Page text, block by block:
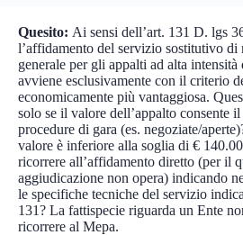
Quesito: Ai sensi dell’art. 131 D. lgs
l’affidamento del servizio sostitutivo di
generale per gli appalti ad alta intensità
avviene esclusivamente con il criterio
economicamente più vantaggiosa.
solo se il valore dell’appalto consente
procedure di gara (es. negoziate/
valore è inferiore alla soglia di €
ricorrere all’affidamento diretto (per il
aggiudicazione non opera) indicando
le specifiche tecniche del servizio
131? La fattispecie riguarda un Ente
ricorrere al Mepa.